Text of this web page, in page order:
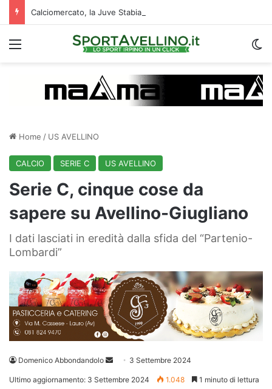
Menu
Home / US AVELLINO
CALCIO SERIE C US AVELLINO
Serie C, cinque cose da
sapere su Avellino-Giugliano
I dati lasciati in eredità dalla sfida del “Partenio-
Lombardi”
Domenico Abbondandolo
Invia 3 Settembre 2024
Ultimo aggiornamento: 3 Settembre 2024 1.048 1 minuto di lettura